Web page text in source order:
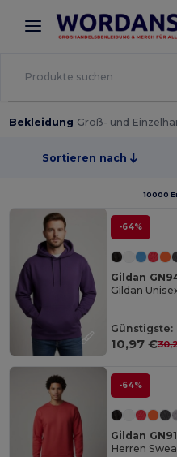
× Wordans App
Bessere Preise in der
Bekleidung Groß- und
Sortieren nach
10000
-64%
Gildan
Gildan
Günstigste:
10,97 €
-64%
Gildan
Herren